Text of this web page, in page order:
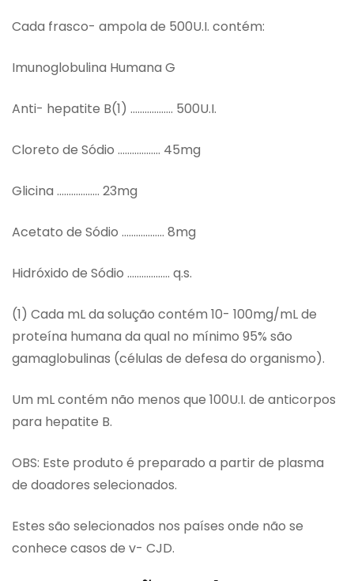
Cada frasco- ampola de 500U.I. contém:
Imunoglobulina Humana G
Anti- hepatite B(1) ……………… 500U.I.
Cloreto de Sódio ……………… 45mg
Glicina ……………… 23mg
Acetato de Sódio ……………… 8mg
Hidróxido de Sódio ……………… q.s.
(1) Cada mL da solução contém 10- 100mg/mL de
proteína humana da qual no mínimo 95% são
gamaglobulinas (células de defesa do organismo).
Um mL contém não menos que 100U.I. de anticorpos
para hepatite B.
OBS: Este produto é preparado a partir de plasma
de doadores selecionados.
Estes são selecionados nos países onde não se
conhece casos de v- CJD.